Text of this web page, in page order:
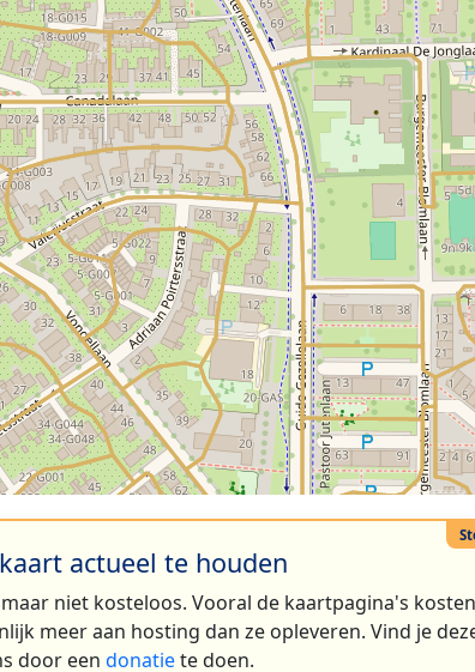
actueel te houden
niet kosteloos. Vooral de kaartpagina's kosten
meer aan hosting dan ze opleveren. Vind je
door een donatiete doen.